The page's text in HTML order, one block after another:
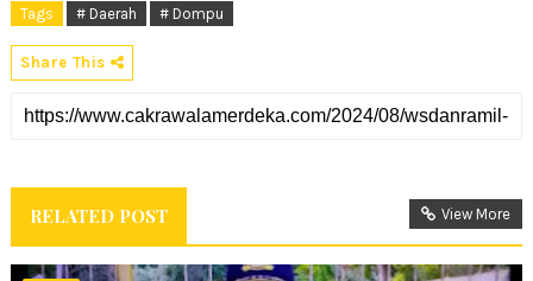
Tags # Daerah # Dompu
Share This
RELATED POST View More